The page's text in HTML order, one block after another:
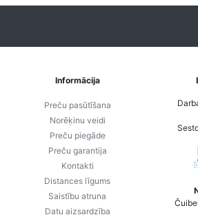
Informācija
Preču pasūtīšana
Norēķinu veidi
Preču piegāde
Preču garantija
Kontakti
Distances līgums
Saistību atruna
Datu aizsardzība